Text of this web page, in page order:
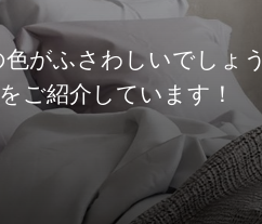
がふさわしいでしょう
ご紹介しています！